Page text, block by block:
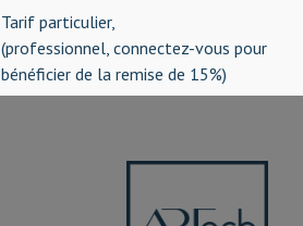
Tarif particulier,
(professionnel, connectez-vous pour
bénéficier de la remise de 15%)